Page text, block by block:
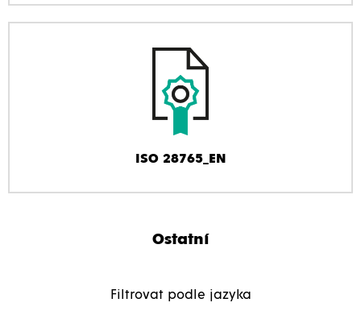
ISO 28765_EN
Ostatní
Filtrovat podle jazyka